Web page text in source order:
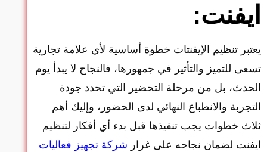
ايفنت:
يعتبر تنظيم الإيفنتات خطوة أساسية لأي علامة تجارية
تسعى للتميز والتأثير في جمهورها، فالنجاح لا يبدأ يوم
الحدث، بل من مرحلة التحضير التي تحدد جودة
التجربة والانطباع النهائي لدى الحضور، وإليك أهم
ثلاث خطوات يجب تنفيذها قبل بدء أي أفكار لتنظيم
ايفنت لضمان نجاحه على غرار شركة تجهيز فعاليات